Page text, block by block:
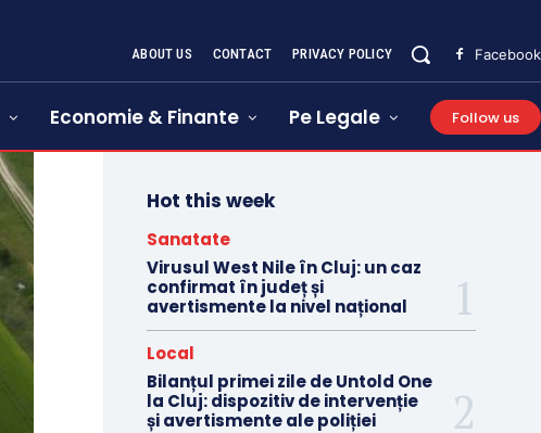
ABOUT US CONTACT PRIVACY POLICY Facebook
Economie & Finante Pe Legale Follow us
Hot this week
Sanatate
Virusul West Nile în Cluj: un caz
confirmat în județ și
avertismente la nivel național
Local
Bilanțul primei zile de Untold One
la Cluj: dispozitiv de intervenție
și avertismente ale poliției